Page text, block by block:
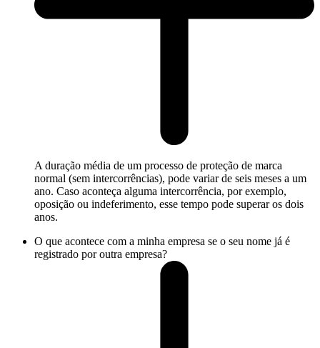
A duração média de um processo de proteção de marca
normal (sem intercorrências), pode variar de seis meses a um
ano. Caso aconteça alguma intercorrência, por exemplo,
oposição ou indeferimento, esse tempo pode superar os dois
anos.
O que acontece com a minha empresa se o seu nome já é
registrado por outra empresa?